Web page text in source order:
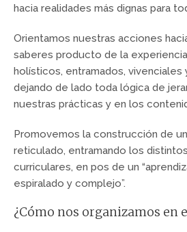
hacia realidades más dignas para
Orientamos nuestras acciones
saberes producto de la
holísticos, entramados, vivenciales
dejando de lado toda lógica de
nuestras prácticas y en los
Promovemos la construcción de
reticulado, entramando los
curriculares, en pos de un
espiralado y complejo”.
¿Cómo nos organizamos en